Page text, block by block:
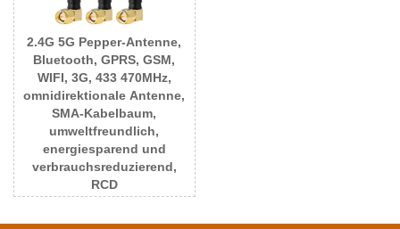
2.4G 5G Pepper-Antenne,
Bluetooth, GPRS, GSM,
WIFI, 3G, 433 470MHz,
omnidirektionale Antenne,
SMA-Kabelbaum,
umweltfreundlich,
energiesparend und
verbrauchsreduzierend,
RCD